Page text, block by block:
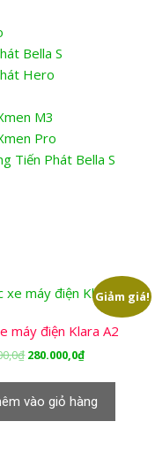
Bella S
Hero
M3
Pro
Tiến Phát Bella S
Giảm giá!
máy điện Klara A2
₫ Giá
350.000,0₫.
280.000,0₫Giá
là:
280.000,0₫.
vào giỏ hàng